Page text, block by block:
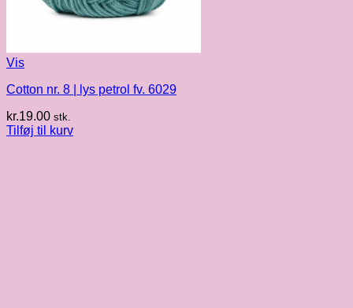
Vis
Cotton nr. 8 | lys petrol fv. 6029
kr.19.00 stk.
Tilføj til kurv